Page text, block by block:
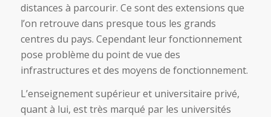
distances à parcourir. Ce sont des extensions que
l’on retrouve dans presque tous les grands
centres du pays. Cependant leur fonctionnement
pose problème du point de vue des
infrastructures et des moyens de fonctionnement.
L’enseignement supérieur et universitaire privé,
quant à lui, est très marqué par les universités